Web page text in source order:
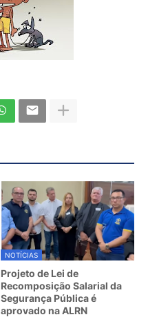
NOTÍCIAS
Projeto de Lei de
Recomposição Salarial da
Segurança Pública é
aprovado na ALRN